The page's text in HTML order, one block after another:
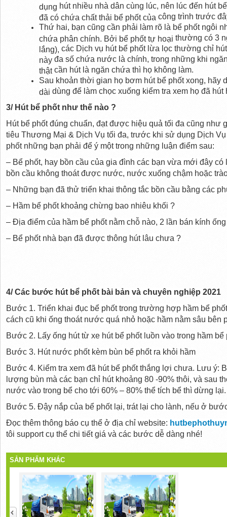
dụng hút nhiều nhà dân cùng lúc, nên lúc đến hút
đã có chứa chất thải bể phốt của công trình trước
Thứ hai, bạn cũng cần phải làm rõlà bể phốt ngôi
chứa phân chính. Bởi bể phốt tự hoại thường có3
lắng), các Dịch vụ hút bể phốt lừa lọc thường chỉ
này đa sốchứa nước là chính, trong những khi
thậtcần hút là ngăn chứa thì họ không làm.
Sau khoản thời gian họ bơm hút bể phốt xong, hãy
dài dùng để làmchọc xuống kiểm tra xem họ đã hút
3/ Hút bể phốt như thế nào?
Hút bể phốtđúng chuẩn, đạt được hiệu quả tối đa cũng như
tiêu Thương Mại & Dịch Vụ tối đa, trước khi sử dụng Dịch
phốt những bạn phải để ý một trong những luận điểmsau:
– Bể phốt, hay bồn cầu của gia đình cácbạn vừa mới đâycó
bồn cầu không thoát được nước, nước xuống chậm hoặc
– Những bạn đã thử triển khai thông tắc bồn cầu bằng các
– Hầm bể phốt khoảng chừng bao nhiêu khối ?
– Địa điểmcủa hầm bể phốt nằm chỗ nào, 2 lần bán kính
– Bể phốt nhà bạn đã được thông hút lâu chưa ?
4/Các bướchút bể phốt bài bản và chuyên nghiệp 2021
Bước 1. Triển khai đục bể phốt trong trường hợphầm bể
cách cũ khi ống thoát nước quá nhỏhoặc hầm nằm sâu bên
Bước 2. Lấy ống hút từ xe hút bể phốt luồn vào trong hầm
Bước 3. Hút nước phốt kèm bùn bể phốt ra khỏi hầm
Bước 4. Kiểm tra xem đã hút bể phốtthắng lợi chưa. Lưu ý:
lượng bùn mà cácbạn chỉ hút khoảng 80 -90% thôi, và sau
nước vào trong bể cho tới 60% – 80% thể tích bể thì dừng lại.
Bước 5. Đậy nắp của bể phốt lại, trát lại cho lành, nếu ở
Đọc thêm thông báo cụ thể ở địa chỉwebsite:
tôi support cụ thể chi tiếtgiá và các bước dễ dàng nhé!
SẢN PHẨM KHÁC